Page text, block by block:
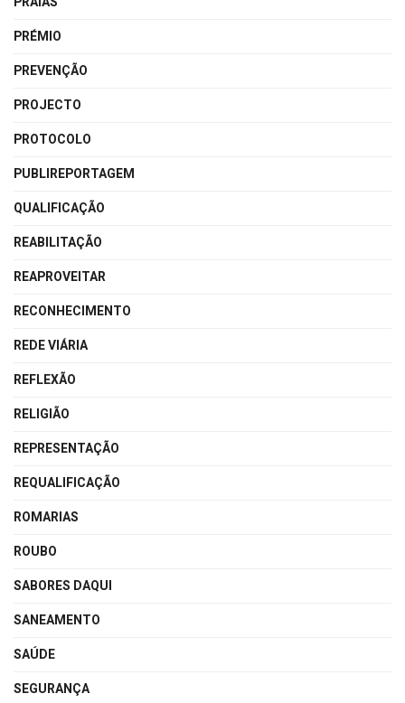
PRÉMIO
PREVENÇÃO
PROJECTO
PROTOCOLO
PUBLIREPORTAGEM
QUALIFICAÇÃO
REABILITAÇÃO
REAPROVEITAR
RECONHECIMENTO
REDE VIÁRIA
REFLEXÃO
RELIGIÃO
REPRESENTAÇÃO
REQUALIFICAÇÃO
ROMARIAS
ROUBO
SABORES DAQUI
SANEAMENTO
SAÚDE
SEGURANÇA